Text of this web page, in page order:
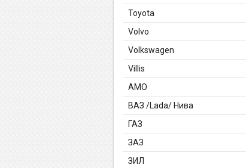
Toyota
Volvo
Volkswagen
Villis
АМО
ВАЗ /Lada/ Нива
ГАЗ
ЗАЗ
ЗИЛ